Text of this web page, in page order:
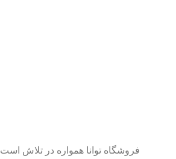
فروشگاه توانا همواره در تلاش است